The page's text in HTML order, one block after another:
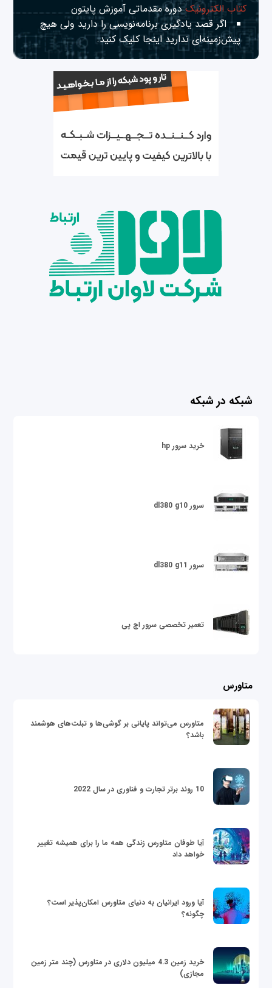
کتاب الکترونیکدوره مقدماتی آموزش پایتون
اگر قصد یادگیری برنامه‌نویسی را دارید ولی هیچ
پیش‌زمینه‌ای نداریداینجا کلیک کنید.
شبکه در شبکه
خرید سرور hp
سرور dl380 g10
سرور dl380 g11
تعمیر تخصصی سرور اچ پی
متاورس
متاورس می‌تواند پایانی بر گوشی‌ها و تبلت‌های هوشمند
باشد؟
10 روند برتر تجارت و فناوری در سال 2022
آیا طوفان متاورس زندگی همه ما را برای همیشه تغییر
خواهد داد
آیا ورود ایرانیان به دنیای متاورس امکان‌پذیر است؟
چگونه؟
خرید زمین 4.3 میلیون دلاری در متاورس (چند متر زمین
مجازی)